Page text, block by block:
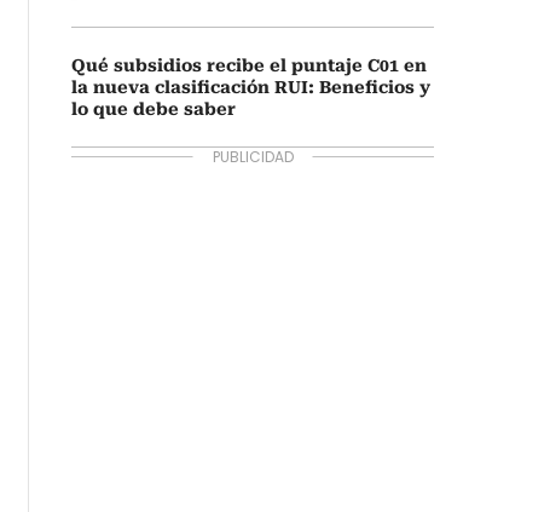
Qué subsidios recibe el puntaje C01 en
la nueva clasificación RUI: Beneficios y
lo que debe saber